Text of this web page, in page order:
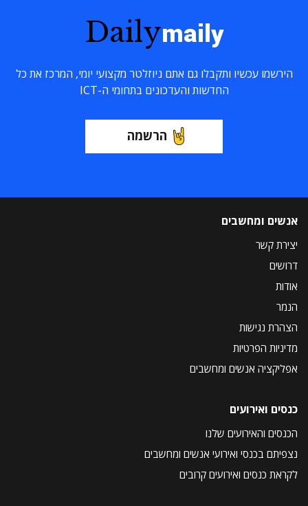
Dailymaily
הירשמו עכשיו ותקבלו גם אתם ניוזלטר מקצועי יומי, המרכז את כל
החדשות והעדכונים בתחומי ה-ICT
הרשמה
אנשים ומחשבים
יצירת קשר
דרושים
אודות
הנמר
הצהרת נגישות
מדיניות הפרטיות
אפליקציה אנשים ומחשבים
כנסים ואירועים
הכנסים והאירועים שלנו
נצפיתם בכנסי ואירועי אנשים ומחשבים
לקראת כנסים ואירועים קרובים